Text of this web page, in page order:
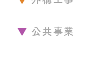
公共事業